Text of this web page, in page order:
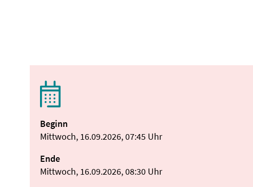
Beginn
Mittwoch, 16.09.2026, 07:45 Uhr
Ende
Mittwoch, 16.09.2026, 08:30 Uhr